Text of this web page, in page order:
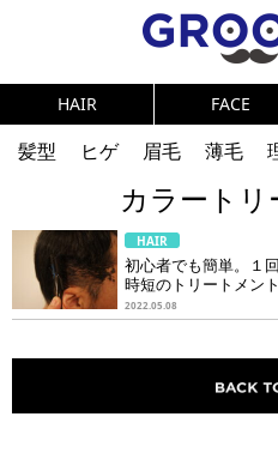
HAIR FACE
髪型 ヒゲ 眉毛 薄毛
ヘアカタログ
体臭 ニオイ
メンズコスメ
NEWS
テストステロン
健康
スキンケア 食事
トレーニング
好印象な男
カラートリ
HAIR
初心者でも簡単。１
時短のトリートメン
2022.05.08